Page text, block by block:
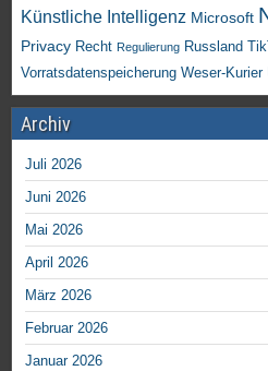
Künstliche Intelligenz Microsoft
Privacy Recht Regulierung Russland
Vorratsdatenspeicherung Weser-Kurier
Archiv
Juli 2026
Juni 2026
Mai 2026
April 2026
März 2026
Februar 2026
Januar 2026